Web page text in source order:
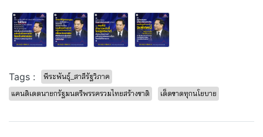
Tags :
พีระพันธุ์_สาลีรัฐวิภาค
แคนดิเดตนายกรัฐมนตรีพรรครวมไทยสร้างชาติ
เด็ดขาดทุกนโยบาย